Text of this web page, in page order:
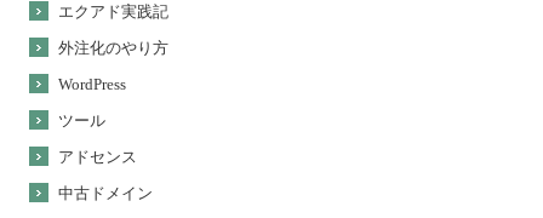
エクアド実践記
外注化のやり方
WordPress
ツール
アドセンス
中古ドメイン